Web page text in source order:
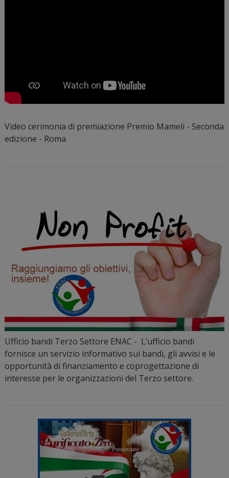
Video cerimonia di premiazione Premio Mameli - Seconda
edizione - Roma
Ufficio bandi Terzo Settore ENAC - L’ufficio bandi
fornisce un servizio informativo sui bandi, gli avvisi e le
opportunità di finanziamento e coprogettazione di
interesse per le organizzazioni del Terzo settore.